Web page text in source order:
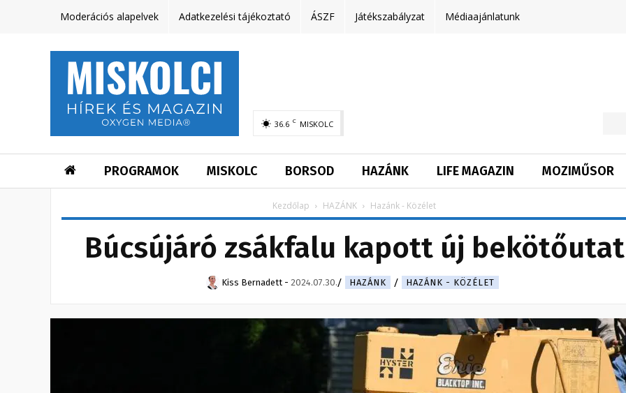
Moderációs alapelvek Adatkezelési tájékoztató ÁSZF Játékszabályzat Médiaajánlatunk
36.6 C MISKOLC
PROGRAMOK MISKOLC BORSOD HAZÁNK LIFE MAGAZIN MOZIMŰSOR
Kezdőlap HAZÁNK Hazánk - Közélet
Búcsújáró zsákfalu kapott új bekötőutat
Kiss Bernadett - 2024.07.30. HAZÁNK HAZÁNK - KÖZÉLET